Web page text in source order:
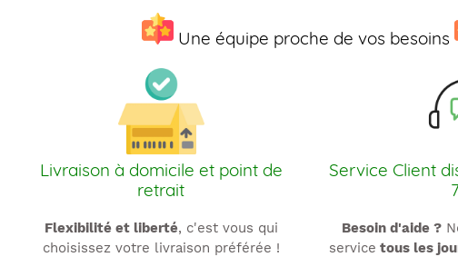
Une équipe proche de vos besoins
Livraison à domicile et point de
retrait
Flexibilité et liberté, c'est vous qui
choisissez votre livraison préférée !
Service Client
Besoin d'aide ?
service tous les